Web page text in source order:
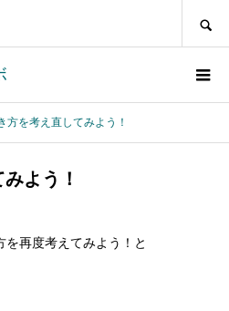
方を考え直してみよう！
よう！
を再度考えてみよう！と